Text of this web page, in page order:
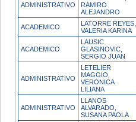
ADMINISTRATIVO
RAMIRO
ALEJANDRO
ACADEMICO
LATORRE REYES,
VALERIA KARINA
ACADEMICO
LAUSIC
GLASINOVIC,
SERGIO JUAN
ADMINISTRATIVO
LETELIER
MAGGIO,
VERONICA
LILIANA
ADMINISTRATIVO
LLANOS
ALVARADO,
SUSANA PAOLA